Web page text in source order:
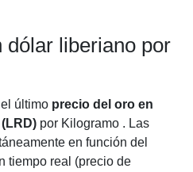
dólar liberiano por
último precio del oro en
por Kilogramo . Las
en función del
tiempo real (precio de